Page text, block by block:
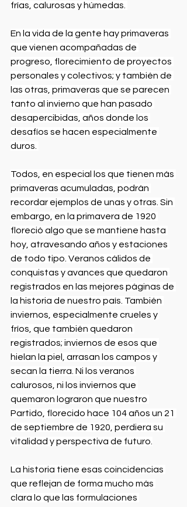
frías, calurosas y húmedas.
En la vida de la gente hay primaveras
que vienen acompañadas de
progreso, florecimiento de proyectos
personales y colectivos; y también de
las otras, primaveras que se parecen
tanto al invierno que han pasado
desapercibidas, años donde los
desafíos se hacen especialmente
duros.
Todos, en especial los que tienen más
primaveras acumuladas, podrán
recordar ejemplos de unas y otras. Sin
embargo, en la primavera de 1920
floreció algo que se mantiene hasta
hoy, atravesando años y estaciones
de todo tipo. Veranos cálidos de
conquistas y avances que quedaron
registrados en las mejores páginas de
la historia de nuestro país. También
inviernos, especialmente crueles y
fríos, que también quedaron
registrados; inviernos de esos que
hielan la piel, arrasan los campos y
secan la tierra. Ni los veranos
calurosos, ni los inviernos que
quemaron lograron que nuestro
Partido, florecido hace 104 años un 21
de septiembre de 1920, perdiera su
vitalidad y perspectiva de futuro.
La historia tiene esas coincidencias
que reflejan de forma mucho más
clara lo que las formulaciones